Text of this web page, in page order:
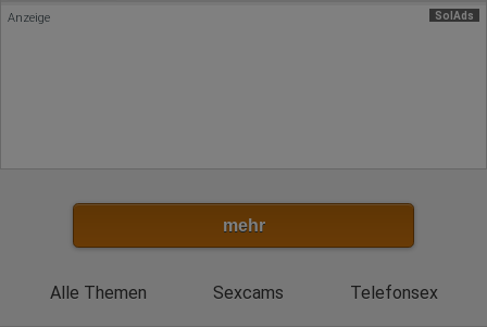
SolAds
Anzeige
mehr
Alle Themen Sexcams Telefonsex